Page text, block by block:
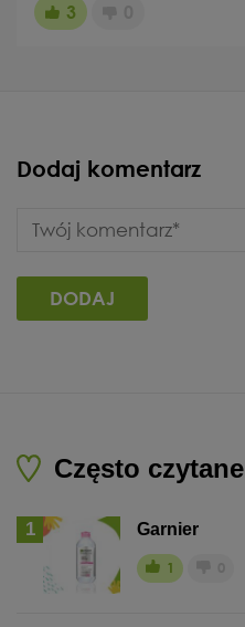
3
Dodaj komentarz
Często czytane
1 Garnier
1